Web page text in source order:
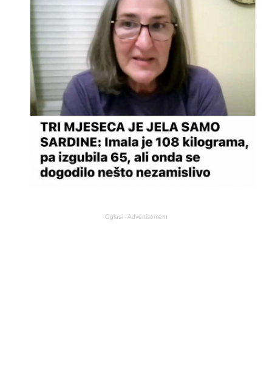
Oglasi - Advertisement